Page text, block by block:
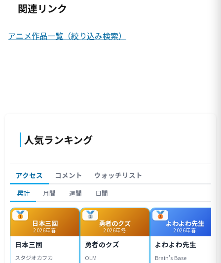
関連リンク
アニメ作品一覧（絞り込み検索）
人気ランキング
アクセス コメント ウォッチリスト
累計 月間 週間 日間
日本三國
2026年春
日本三國
スタジオカフカ
勇者のクズ
2026年冬
勇者のクズ
OLM
よわよわ先生
2026年春
よわよわ先生
Brain's Base